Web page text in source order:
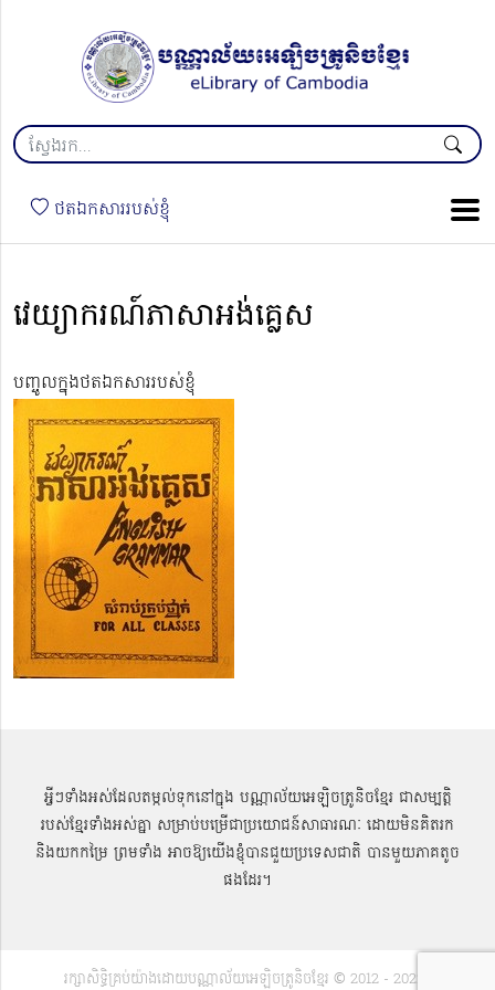
ថតឯកសាររបស់ខ្ញុំ
វេយ្យាករណ៍ភាសាអង់គ្លេស
បញ្ចូលក្នុងថតឯកសាររបស់ខ្ញុំ
អ្វីៗទាំងអស់ដែលតម្កល់ទុកនៅក្នុង បណ្ណាល័យអេឡិចត្រូនិចខ្មែរ ជាសម្បតិ្ត
របស់ខ្មែរទាំងអស់គ្នា សម្រាប់បម្រើជាប្រយោជន៍សាធារណៈ ដោយមិនគិតរក
និងយកកម្រៃ ព្រមទាំង អាចឱ្យយើងខ្ញុំបានជួយប្រទេសជាតិ បានមួយភាគតូច
ផងដែរ។
រក្សាសិទ្ធិគ្រប់យ៉ាងដោយបណ្ណាល័យអេឡិចត្រូនិចខ្មែរ © 2012 - 2022 |